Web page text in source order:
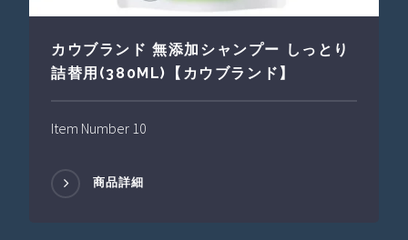
カウブランド 無添加シャンプー しっとり
詰替用(380ML)【カウブランド】
Item Number 10
商品詳細